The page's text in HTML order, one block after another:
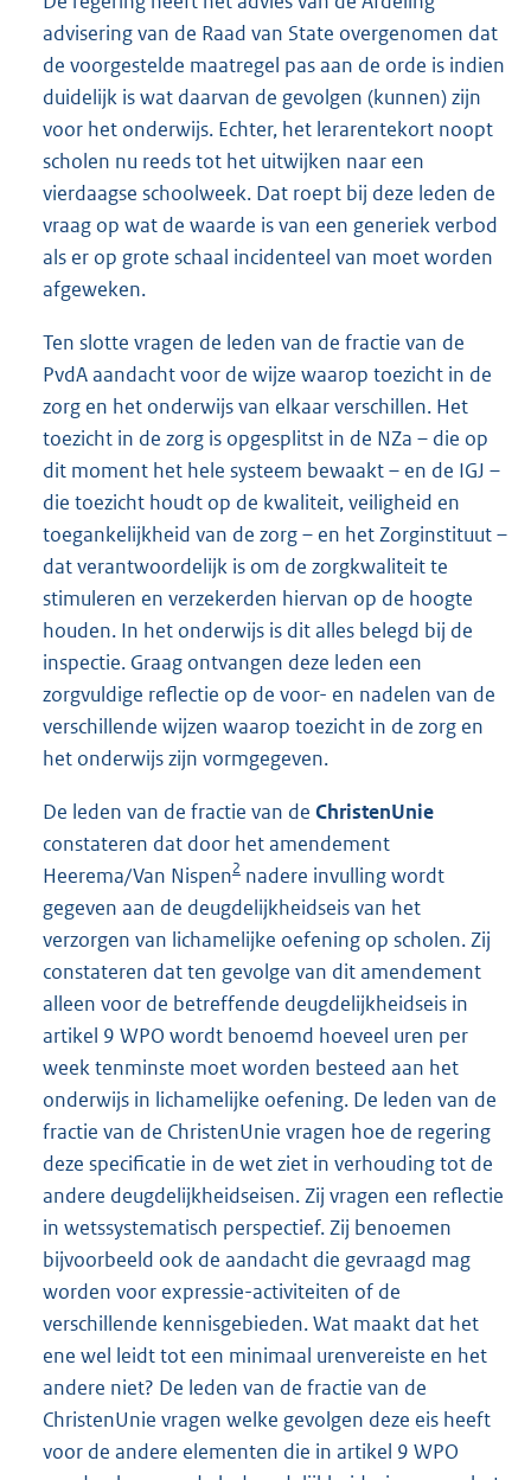
advisering van de Raad van State overgenomen dat
de voorgestelde maatregel pas aan de orde is indien
duidelijk is wat daarvan de gevolgen (kunnen) zijn
voor het onderwijs. Echter, het lerarentekort noopt
scholen nu reeds tot het uitwijken naar een
vierdaagse schoolweek. Dat roept bij deze leden de
vraag op wat de waarde is van een generiek verbod
als er op grote schaal incidenteel van moet worden
afgeweken.
Ten slotte vragen de leden van de fractie van de
PvdA aandacht voor de wijze waarop toezicht in de
zorg en het onderwijs van elkaar verschillen. Het
toezicht in de zorg is opgesplitst in de NZa – die op
dit moment het hele systeem bewaakt – en de IGJ –
die toezicht houdt op de kwaliteit, veiligheid en
toegankelijkheid van de zorg – en het Zorginstituut –
dat verantwoordelijk is om de zorgkwaliteit te
stimuleren en verzekerden hiervan op de hoogte
houden. In het onderwijs is dit alles belegd bij de
inspectie. Graag ontvangen deze leden een
zorgvuldige reflectie op de voor- en nadelen van de
verschillende wijzen waarop toezicht in de zorg en
het onderwijs zijn vormgegeven.
De leden van de fractie van de ChristenUnie
constateren dat door het amendement
Heerema/Van Nispen2 nadere invulling wordt
gegeven aan de deugdelijkheidseis van het
verzorgen van lichamelijke oefening op scholen. Zij
constateren dat ten gevolge van dit amendement
alleen voor de betreffende deugdelijkheidseis in
artikel 9 WPO wordt benoemd hoeveel uren per
week tenminste moet worden besteed aan het
onderwijs in lichamelijke oefening. De leden van de
fractie van de ChristenUnie vragen hoe de regering
deze specificatie in de wet ziet in verhouding tot de
andere deugdelijkheidseisen. Zij vragen een reflectie
in wetssystematisch perspectief. Zij benoemen
bijvoorbeeld ook de aandacht die gevraagd mag
worden voor expressie-activiteiten of de
verschillende kennisgebieden. Wat maakt dat het
ene wel leidt tot een minimaal urenvereiste en het
andere niet? De leden van de fractie van de
ChristenUnie vragen welke gevolgen deze eis heeft
voor de andere elementen die in artikel 9 WPO